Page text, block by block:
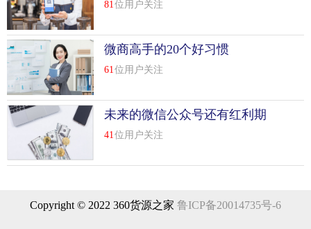
81 位用户关注
微商高手的20个好习惯
61 位用户关注
未来的微信公众号还有红利期
吗
41 位用户关注
Copyright © 2022 360货源之家 鲁ICP备20014735号-6